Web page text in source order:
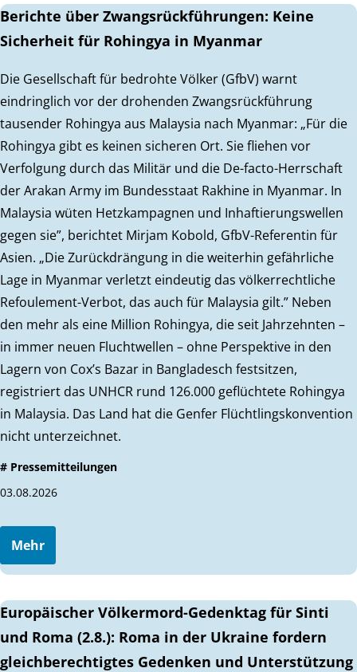
Berichte über Zwangsrückführungen: Keine
Sicherheit für Rohingya in Myanmar
Die Gesellschaft für bedrohte Völker (GfbV) warnt
eindringlich vor der drohenden Zwangsrückführung
tausender Rohingya aus Malaysia nach Myanmar: „Für die
Rohingya gibt es keinen sicheren Ort. Sie fliehen vor
Verfolgung durch das Militär und die De-facto-Herrschaft
der Arakan Army im Bundesstaat Rakhine in Myanmar. In
Malaysia wüten Hetzkampagnen und Inhaftierungswellen
gegen sie”, berichtet Mirjam Kobold, GfbV-Referentin für
Asien. „Die Zurückdrängung in die weiterhin gefährliche
Lage in Myanmar verletzt eindeutig das völkerrechtliche
Refoulement-Verbot, das auch für Malaysia gilt.” Neben
den mehr als eine Million Rohingya, die seit Jahrzehnten –
in immer neuen Fluchtwellen – ohne Perspektive in den
Lagern von Cox’s Bazar in Bangladesch festsitzen,
registriert das UNHCR rund 126.000 geflüchtete Rohingya
in Malaysia. Das Land hat die Genfer Flüchtlingskonvention
nicht unterzeichnet.
# Pressemitteilungen
03.08.2026
Mehr
Europäischer Völkermord-Gedenktag für Sinti
und Roma (2.8.): Roma in der Ukraine fordern
gleichberechtigtes Gedenken und Unterstützung